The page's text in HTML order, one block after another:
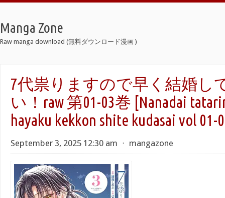
Manga Zone
Raw manga download (無料ダウンロード漫画 )
7代祟りますので早く結婚し
い！raw 第01-03巻 [Nanadai
hayaku kekkon shite kudasai vol 01-
September 3, 2025 12:30 am ⋅ mangazone